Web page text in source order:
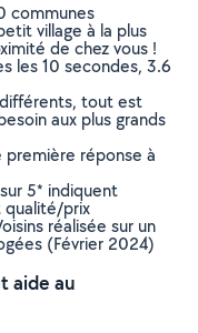
communes
village à la plus
de chez vous !
les 10 secondes, 3.6
tout est
aux plus grands
première réponse à
5* indiquent
qualité/prix
réalisée sur un
(Février 2024)
aide au